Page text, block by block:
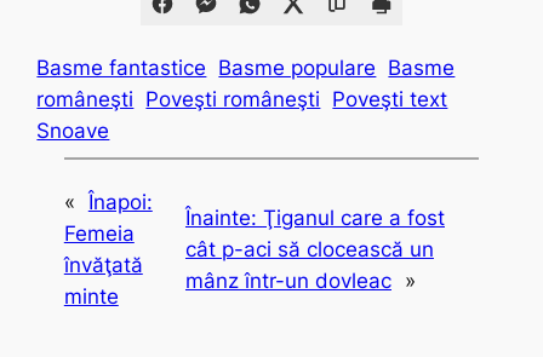
Basme fantastice Basme populare Basme
româneşti Poveşti româneşti Poveşti text
Snoave
« Înapoi:
Femeia
învăţată
minte
Înainte: Ţiganul care a fost
cât p-aci să clocească un
mânz într-un dovleac
»